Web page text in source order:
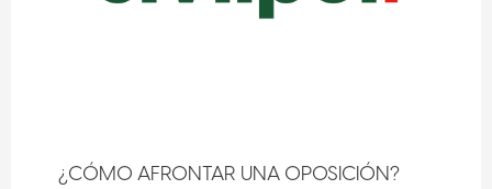
¿CÓMO AFRONTAR UNA OPOSICIÓN?